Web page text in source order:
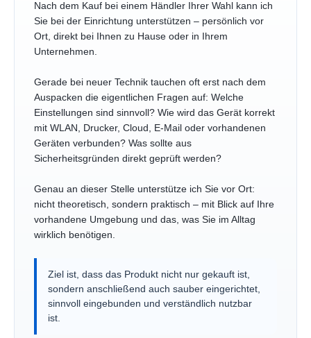
Nach dem Kauf bei einem Händler Ihrer Wahl kann ich
Sie bei der Einrichtung unterstützen – persönlich vor
Ort, direkt bei Ihnen zu Hause oder in Ihrem
Unternehmen.
Gerade bei neuer Technik tauchen oft erst nach dem
Auspacken die eigentlichen Fragen auf: Welche
Einstellungen sind sinnvoll? Wie wird das Gerät korrekt
mit WLAN, Drucker, Cloud, E-Mail oder vorhandenen
Geräten verbunden? Was sollte aus
Sicherheitsgründen direkt geprüft werden?
Genau an dieser Stelle unterstütze ich Sie vor Ort:
nicht theoretisch, sondern praktisch – mit Blick auf Ihre
vorhandene Umgebung und das, was Sie im Alltag
wirklich benötigen.
Ziel ist, dass das Produkt nicht nur gekauft ist,
sondern anschließend auch sauber eingerichtet,
sinnvoll eingebunden und verständlich nutzbar
ist.